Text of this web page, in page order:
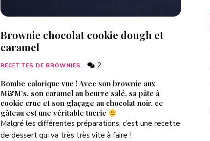
Brownie chocolat cookie dough et
caramel
RECETTES DE BROWNIES 2
Bombe calorique vue ! Avec son brownie aux
M&M’s, son caramel au beurre salé, sa pâte à
cookie crue et son glaçage au chocolat noir, ce
gâteau est une véritable tuerie
Malgré les différentes préparations, c’est une recette
de dessert qui va très très vite à faire !